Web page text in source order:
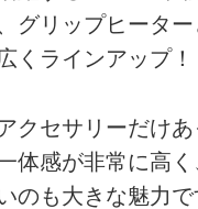
グリップヒータ
くラインアップ！
クセサリーだけ
体感が非常に高
のも大きな魅力で